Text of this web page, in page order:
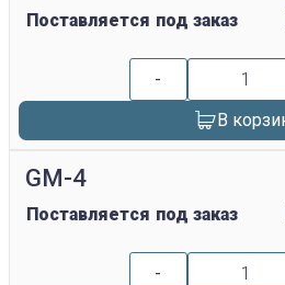
Поставляется под заказ
-
В
GM-4
Поставляется под заказ
-